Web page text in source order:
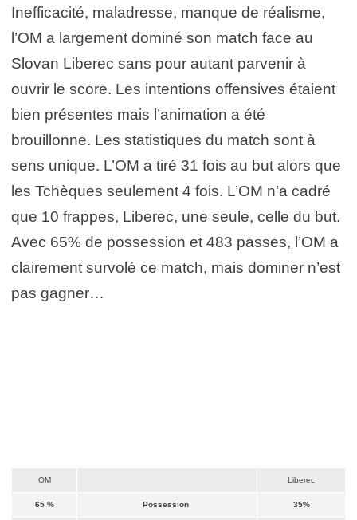
Inefficacité, maladresse, manque de réalisme,
l’OM a largement dominé son match face au
Slovan Liberec sans pour autant parvenir à
ouvrir le score. Les intentions offensives étaient
bien présentes mais l’animation a été
brouillonne. Les statistiques du match sont à
sens unique. L’OM a tiré 31 fois au but alors que
les Tchèques seulement 4 fois. L’OM n’a cadré
que 10 frappes, Liberec, une seule, celle du but.
Avec 65% de possession et 483 passes, l’OM a
clairement survolé ce match, mais dominer n’est
pas gagner…
OM Liberec
65 % Possession 35%